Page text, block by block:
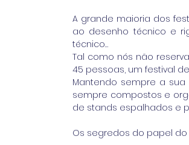
A grande maioria dos
ao desenho técnico e
técnico…
Tal como nós não
45 pessoas, um festival
Mantendo sempre a sua
sempre compostos e
de stands espalhados e
Os segredos do papel